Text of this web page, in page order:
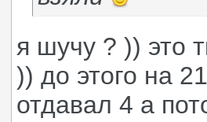
я шучу ? )) это
)) до этого на
отдавал 4 а